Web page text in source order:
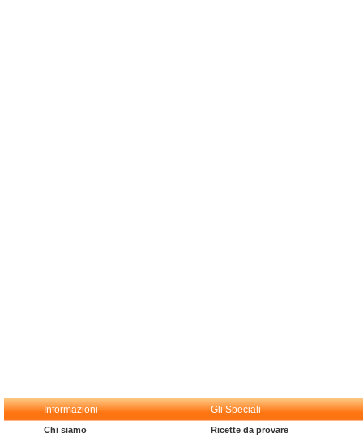
Informazioni Gli Speciali
Chi siamo Ricette da provare